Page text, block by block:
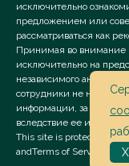
исключительно
предложением или
рассматриваться как
Принимая во внимание
исключительно на
независимого анализа.
сотрудники не несут
информации, за
вследствие ее
This site is protected by
andTerms of Service